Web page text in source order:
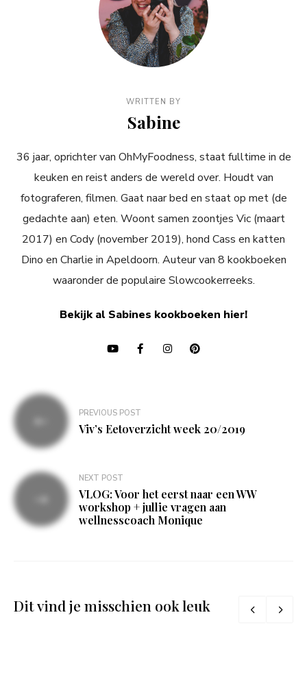
WRITTEN BY
Sabine
36 jaar, oprichter van OhMyFoodness, staat fulltime in de
keuken en reist anders de wereld over. Houdt van
fotograferen, filmen. Gaat naar bed en staat op met (de
gedachte aan) eten. Woont samen zoontjes Vic (maart
2017) en Cody (november 2019), hond Cass en katten
Dino en Charlie in Apeldoorn. Auteur van 8 kookboeken
waaronder de populaire Slowcookerreeks.
Bekijk al Sabines kookboeken hier!
Bericht
navigatie
PREVIOUS POST
Viv’s Eetoverzicht week 20/2019
NEXT POST
VLOG: Voor het eerst naar een WW
workshop + jullie vragen aan
wellnesscoach Monique
Dit vind je misschien ook leuk